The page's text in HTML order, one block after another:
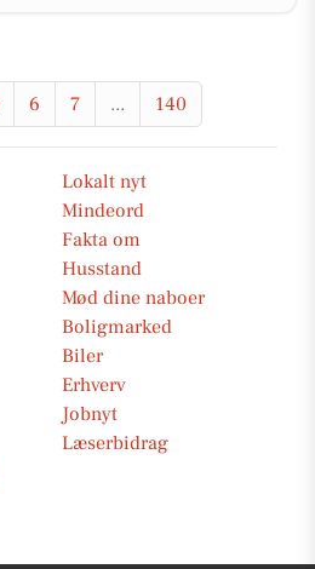
6 7 ... 140
Lokalt nyt
Mindeord
Fakta om
Husstand
Mød dine naboer
Boligmarked
Biler
Erhverv
Jobnyt
Læserbidrag